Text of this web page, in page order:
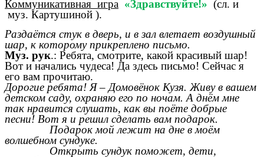
Коммуникативная игра «Здравствуйте!» (сл. и
муз. Картушиной ).
Раздаётся стук в дверь, и в зал влетает воздушный
шар, к которому прикреплено письмо.
Муз. рук.: Ребята, смотрите, какой красивый шар!
Вот и начались чудеса! Да здесь письмо! Сейчас я
его вам прочитаю.
Дорогие ребята! Я – Домовёнок Кузя. Живу в вашем
детском саду, охраняю его по ночам. А днём мне
так нравится слушать, как вы поёте добрые
песни! Вот я и решил сделать вам подарок.
Подарок мой лежит на дне в моём
волшебном сундуке.
Открыть сундук поможет, дети,